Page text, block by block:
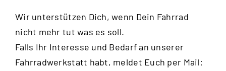
Wir unterstützen Dich, wenn Dein Fahrrad
nicht mehr tut was es soll.
Falls Ihr Interesse und Bedarf an unserer
Fahrradwerkstatt habt, meldet Euch per Mail: